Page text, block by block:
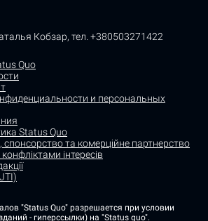
Кобзар, тел. +380503271422
Quo
и персональных
Status Quo
спонсорство та комерційне партнерство
інтересів
"Status Quo" разрешается при условии
- гиперссылки) на "Status quo".